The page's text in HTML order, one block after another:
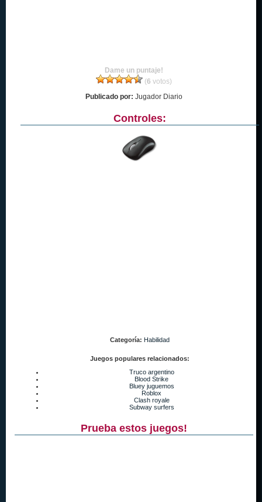
Dame un puntaje!
(6 votos)
Publicado por: Jugador Diario
Controles:
Categoría: Habilidad
Juegos populares relacionados:
Truco argentino
Blood Strike
Bluey juguemos
Roblox
Clash royale
Subway surfers
Prueba estos juegos!